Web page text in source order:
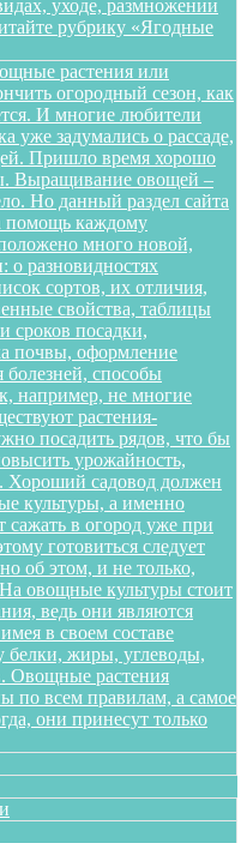
уходе, размножении
рубрику «Ягодные
растения или
огородный сезон, как
И многие любители
уже задумались о рассаде,
Пришло время хорошо
Выращивание овощей –
Но данный раздел сайта
помощь каждому
много новой,
о разновидностях
сортов, их отличия,
свойства, таблицы
сроков посадки,
почвы, оформление
болезней, способы
например, не многие
растения-
посадить рядов, что бы
урожайность,
Хороший садовод должен
культуры, а именно
сажать в огород уже при
готовиться следует
об этом, и не только,
овощные культуры стоит
ведь они являются
в своем составе
белки, жиры, углеводы,
Овощные растения
по всем правилам, а самое
они принесут только